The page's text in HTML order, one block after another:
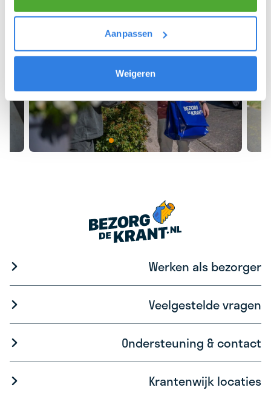
Aanpassen
Weigeren
Werken als bezorger
Veelgestelde vragen
Ondersteuning & contact
Krantenwijk locaties